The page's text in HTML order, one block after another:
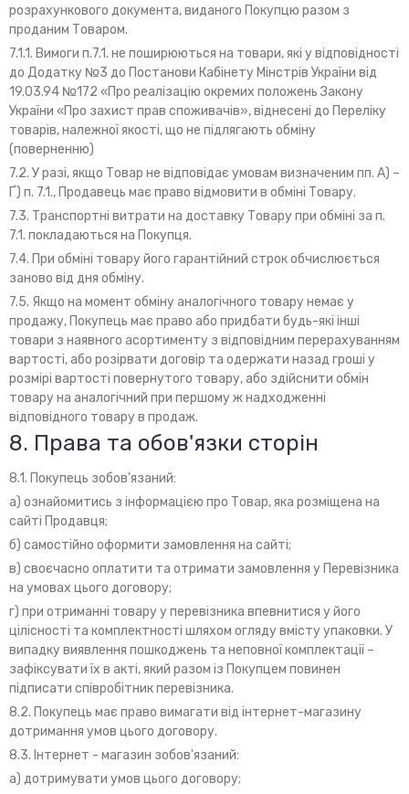
розрахункового документа, виданого Покупцю разом з
проданим Товаром.
7.1.1. Вимоги п.7.1. не поширюються на товари, які у відповідності
до Додатку №3 до Постанови Кабінету Мінстрів України від
19.03.94 №172 «Про реалізацію окремих положень Закону
України «Про захист прав споживачів», віднесені до Переліку
товарів, належної якості, що не підлягають обміну
(поверненню)
7.2. У разі, якщо Товар не відповідає умовам визначеним пп. А) –
Ґ) п. 7.1., Продавець має право відмовити в обміні Товару.
7.3. Транспортні витрати на доставку Товару при обміні за п.
7.1. покладаються на Покупця.
7.4. При обміні товару його гарантійний строк обчислюється
заново від дня обміну.
7.5. Якщо на момент обміну аналогічного товару немає у
продажу, Покупець має право або придбати будь-які інші
товари з наявного асортименту з відповідним перерахуванням
вартості, або розірвати договір та одержати назад гроші у
розмірі вартості повернутого товару, або здійснити обмін
товару на аналогічний при першому ж надходженні
відповідного товару в продаж.
8. Права та обов'язки сторін
8.1. Покупець зобов'язаний:
а) ознайомитись з інформацією про Товар, яка розміщена на
сайті Продавця;
б) самостійно оформити замовлення на сайті;
в) своєчасно оплатити та отримати замовлення у Перевізника
на умовах цього договору;
г) при отриманні товару у перевізника впевнитися у його
цілісності та комплектності шляхом огляду вмісту упаковки. У
випадку виявлення пошкоджень та неповної комплектації –
зафіксувати їх в акті, який разом із Покупцем повинен
підписати співробітник перевізника.
8.2. Покупець має право вимагати від інтернет-магазину
дотримання умов цього договору.
8.3. Інтернет - магазин зобов'язаний:
а) дотримувати умов цього договору;